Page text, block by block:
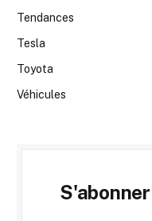
Tendances
Tesla
Toyota
Véhicules